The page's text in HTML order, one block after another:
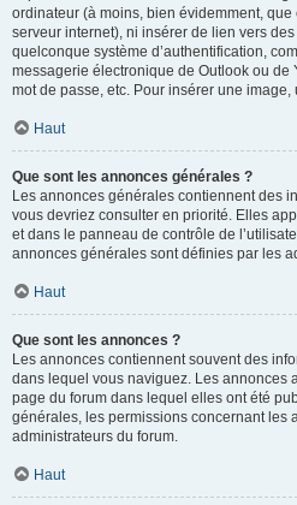
ordinateur (à moins, bien évidemment,
serveur internet), ni insérer de lien vers
quelconque système d’authentification,
messagerie électronique de Outlook ou de
mot de passe, etc. Pour insérer une
Haut
Que sont les annonces générales ?
Les annonces générales contiennent des
vous devriez consulter en priorité. Elles
et dans le panneau de contrôle de
annonces générales sont définies par les
Haut
Que sont les annonces ?
Les annonces contiennent souvent des
dans lequel vous naviguez. Les annonces
page du forum dans lequel elles ont été
générales, les permissions concernant les
administrateurs du forum.
Haut